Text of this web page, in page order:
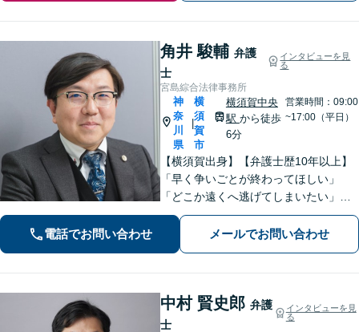
角井 駿輔 弁護
士
インタビューを見
る
宮島綜合法律事務所
神
奈
川
県
|
横
須
賀
市
横須賀中央
駅 から徒歩
6分
営業時間：09:00
~17:00（平日）
【横須賀出身】【弁護士歴10年以上】
「早く争いごとが終わってほしい」
「どこか遠くへ逃げてしまいたい」と
思うのは自然なことです。共に解決を
目指す者として、あなたに寄り添いま
す。肩の荷を下ろして、ぜひご相談く
電話でお問い合わせ メールでお問い合わせ
中村 賢史郎 弁護
士
インタビューを見
る